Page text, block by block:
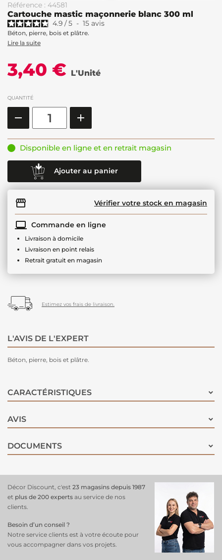
Référence : 44581
Cartouche mastic maçonnerie blanc 300 ml
4.9 /5 - 15 avis
Béton, pierre, bois et plâtre.
Lire la suite
3,40 € L'Unité
QUANTITÉ
Disponible en ligne et en retrait magasin
Ajouter au panier
Vérifier votre stock en magasin
Commande en ligne
Livraison à domicile
Livraison en point relais
Retrait gratuit en magasin
Estimez vos frais de livraison.
L'AVIS DE L'EXPERT
Béton, pierre, bois et plâtre.
CARACTÉRISTIQUES
AVIS
DOCUMENTS
Décor Discount, c'est 23 magasins depuis 1987
et plus de 200 experts au service de nos
clients.
Besoin d’un conseil ?
Notre service clients est à votre écoute pour
vous accompagner dans vos projets.